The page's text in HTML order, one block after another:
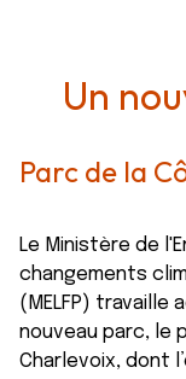
Un
Parc de la
Le Ministère de
changements
(MELFP) travaille
nouveau parc, le
Charlevoix, dont